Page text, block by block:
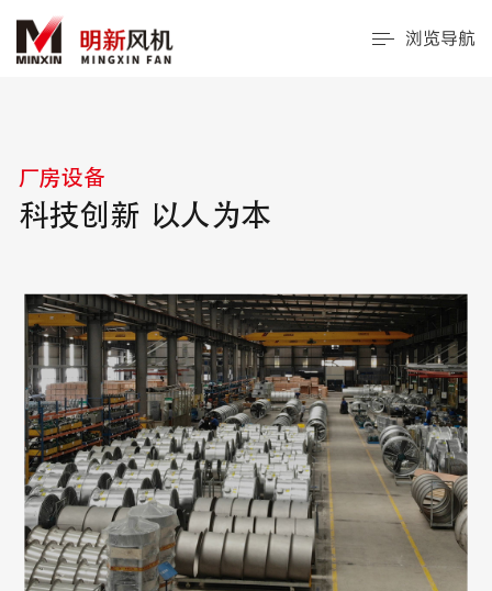
浏览导航
厂房设备
科技创新 以人为本